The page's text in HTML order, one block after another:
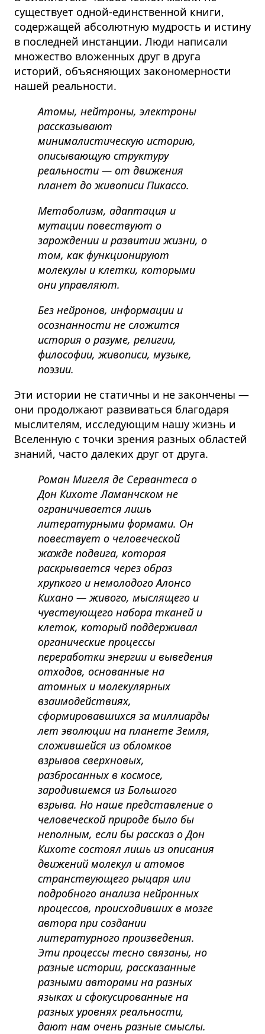
существует одной-единственной книги,
содержащей абсолютную мудрость и истину
в последней инстанции. Люди написали
множество вложенных друг в друга
историй, объясняющих закономерности
нашей реальности.
Атомы, нейтроны, электроны
рассказывают
минималистическую историю,
описывающую структуру
реальности — от движения
планет до живописи Пикассо.
Метаболизм, адаптация и
мутации повествуют о
зарождении и развитии жизни, о
том, как функционируют
молекулы и клетки, которыми
они управляют.
Без нейронов, информации и
осознанности не сложится
история о разуме, религии,
философии, живописи, музыке,
поэзии.
Эти истории не статичны и не закончены —
они продолжают развиваться благодаря
мыслителям, исследующим нашу жизнь и
Вселенную с точки зрения разных областей
знаний, часто далеких друг от друга.
Роман Мигеля де Сервантеса о
Дон Кихоте Ламанчском не
ограничивается лишь
литературными формами. Он
повествует о человеческой
жажде подвига, которая
раскрывается через образ
хрупкого и немолодого Алонсо
Кихано — живого, мыслящего и
чувствующего набора тканей и
клеток, который поддерживал
органические процессы
переработки энергии и выведения
отходов, основанные на
атомных и молекулярных
взаимодействиях,
сформировавшихся за миллиарды
лет эволюции на планете Земля,
сложившейся из обломков
взрывов сверхновых,
разбросанных в космосе,
зародившемся из Большого
взрыва. Но наше представление о
человеческой природе было бы
неполным, если бы рассказ о Дон
Кихоте состоял лишь из описания
движений молекул и атомов
странствующего рыцаря или
подробного анализа нейронных
процессов, происходивших в мозге
автора при создании
литературного произведения.
Эти процессы тесно связаны, но
разные истории, рассказанные
разными авторами на разных
языках и сфокусированные на
разных уровнях реальности,
дают нам очень разные смыслы.